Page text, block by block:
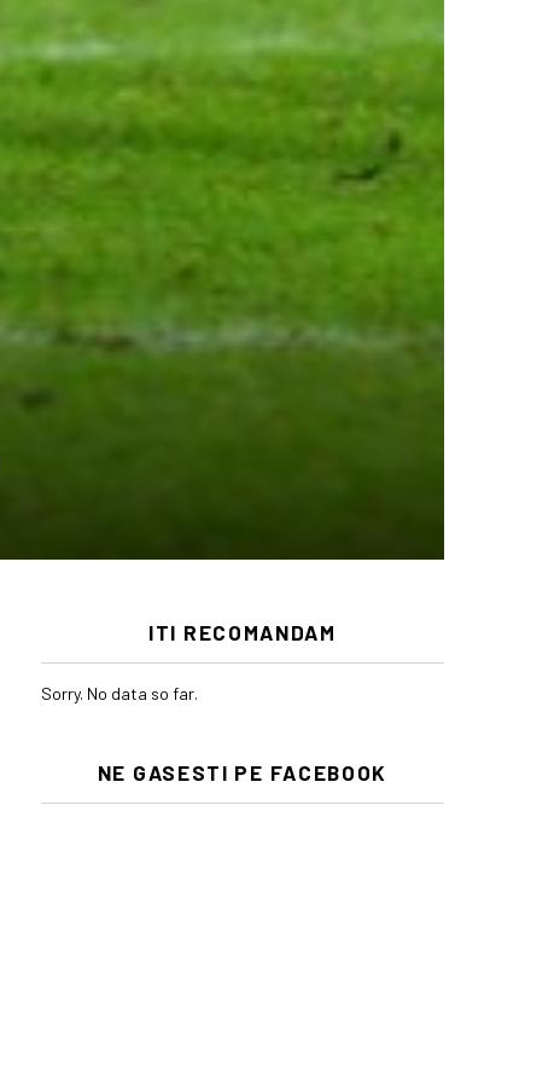
ITI RECOMANDAM
Sorry. No data so far.
NE GASESTI PE FACEBOOK